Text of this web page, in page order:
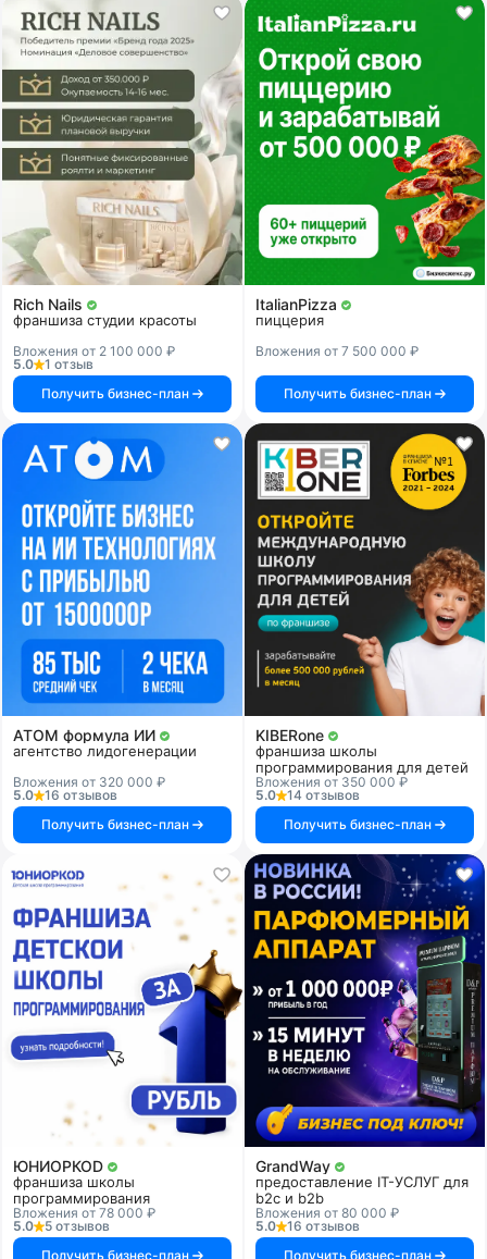
Rich Nails
франшиза студии красоты
Вложения от 2 100 000 ₽
5.0
1 отзыв
Получить бизнес-план
ItalianPizza
пиццерия
Вложения от 7 500 000 ₽
Получить бизнес-план
АТОМ формула ИИ
агентство лидогенерации
Вложения от 320 000 ₽
5.0
16 отзывов
Получить бизнес-план
KIBERone
франшиза школы
программирования для детей
Вложения от 350 000 ₽
5.0
14 отзывов
Получить бизнес-план
ЮНИОРКОD
франшиза школы
программирования
Вложения от 78 000 ₽
5.0
5 отзывов
Получить бизнес-план
GrandWay
предоставление IT-УСЛУГ для
b2c и b2b
Вложения от 80 000 ₽
5.0
16 отзывов
Получить бизнес-план